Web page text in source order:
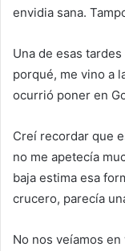
envidia sana.
Una de esas
porqué, me vino a
ocurrió poner en
Creí recordar que
no me apetecía
baja estima esa
crucero, parecía
No nos veíamos